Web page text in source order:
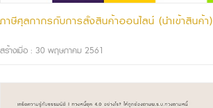
ภาษีศุลกากรกับการสั่งสินค้าออนไลน์ (นำเข้าสินค้า)
สร้างเมื่อ : 30 พฤษภาคม 2561